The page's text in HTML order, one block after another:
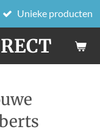
Unieke producten